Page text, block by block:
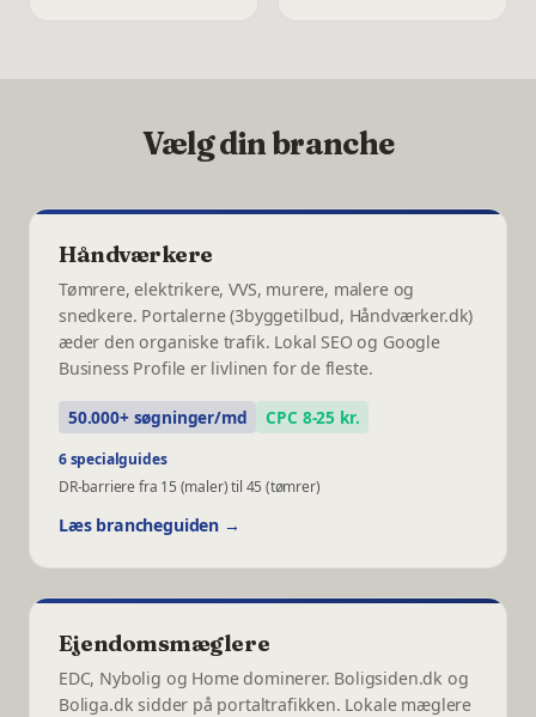
Vælg din branche
Håndværkere
Tømrere, elektrikere, VVS, murere, malere og
snedkere. Portalerne (3byggetilbud, Håndværker.dk)
æder den organiske trafik. Lokal SEO og Google
Business Profile er livlinen for de fleste.
50.000+ søgninger/md CPC 8-25 kr.
6 specialguides
DR-barriere fra 15 (maler) til 45 (tømrer)
Læs brancheguiden →
Ejendomsmæglere
EDC, Nybolig og Home dominerer. Boligsiden.dk og
Boliga.dk sidder på portaltrafikken. Lokale mæglere